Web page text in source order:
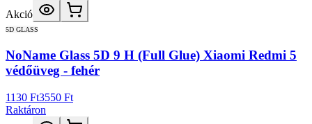
Akció
5D GLASS
NoName Glass 5D 9 H (Full Glue) Xiaomi Redmi 5
védőüveg - fehér
1130 Ft3550 Ft
Raktáron